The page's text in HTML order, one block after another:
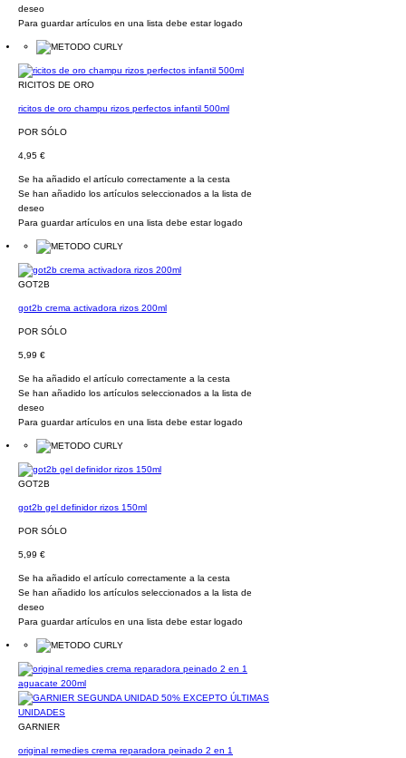
deseo
Para guardar artículos en una lista debe estar logado
RICITOS DE ORO
ricitos de oro champu rizos perfectos infantil 500ml
POR SÓLO
4,95 €
Se ha añadido el artículo correctamente a la cesta
Se han añadido los artículos seleccionados a la lista de
deseo
Para guardar artículos en una lista debe estar logado
GOT2B
got2b crema activadora rizos 200ml
POR SÓLO
5,99 €
Se ha añadido el artículo correctamente a la cesta
Se han añadido los artículos seleccionados a la lista de
deseo
Para guardar artículos en una lista debe estar logado
GOT2B
got2b gel definidor rizos 150ml
POR SÓLO
5,99 €
Se ha añadido el artículo correctamente a la cesta
Se han añadido los artículos seleccionados a la lista de
deseo
Para guardar artículos en una lista debe estar logado
GARNIER
original remedies crema reparadora peinado 2 en 1